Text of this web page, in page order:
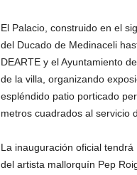
El Palacio, construido en el
del Ducado de Medinaceli
DEARTE y el Ayuntamiento
de la villa, organizando
espléndido patio porticado
metros cuadrados al servicio
La inauguración oficial
del artista mallorquín Pep